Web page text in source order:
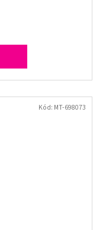
Kód: MT-698073